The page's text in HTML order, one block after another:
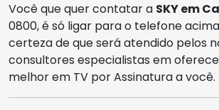
Você que quer contatar a SKY em
0800, é só ligar para o telefone
certeza de que será atendido pelos
consultores especialistas em
melhor em TV por Assinatura a você.